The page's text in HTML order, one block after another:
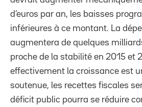
d’euros par an, les baisses
inférieures à ce montant. La
augmentera de quelques
proche de la stabilité en 2015 et
effectivement la croissance est
soutenue, les recettes fiscales
déficit public pourra se réduire